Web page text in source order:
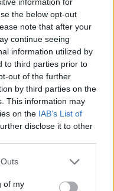
the below opt-out
note that after your
continue seeing
information utilized by
to third parties prior to
out of the further
by third parties on the
This information may
on the IAB’s List of
disclose it to other
one or more Google
You may click to
of my
το
υγεία των νέων.
προαγωγής
). Με
το
όπως η
και την άρση
για την περίοδο.